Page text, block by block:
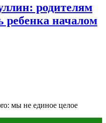
родителям
ребенка началом
мы не единое целое